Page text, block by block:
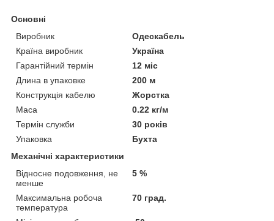
Основні
Виробник
Одескабель
Країна виробник
Україна
Гарантійний термін
12 міс
Длина в упаковке
200 м
Конструкція кабелю
Жорстка
Маса
0.22 кг/м
Термін служби
30 років
Упаковка
Бухта
Механічні характеристики
Відносне подовження, не
менше
5 %
Максимальна робоча
температура
70 град.